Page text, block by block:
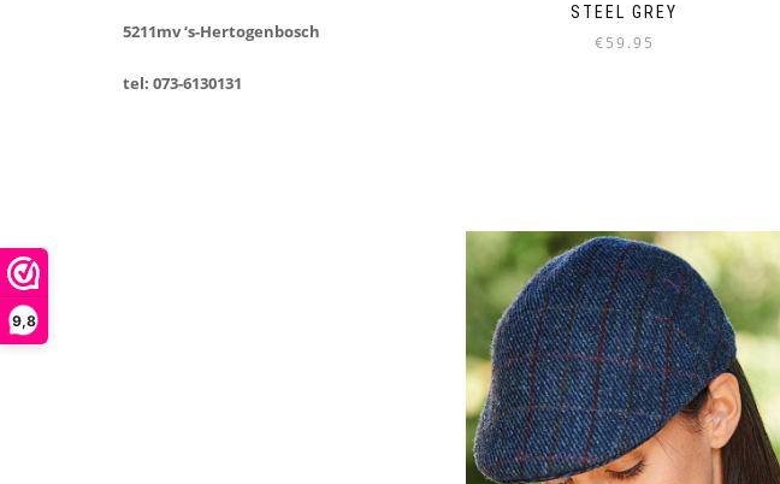
9,8
STEEL GREY
€59.95
kan
gekozen
worden
op
de
productpagina
5211mv ‘s-Hertogenbosch
tel: 073-6130131